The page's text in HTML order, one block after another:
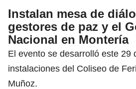
Instalan mesa de
gestores de paz y el
Nacional en Montería
El evento se desarrolló este 29
instalaciones del Coliseo de
Muñoz.